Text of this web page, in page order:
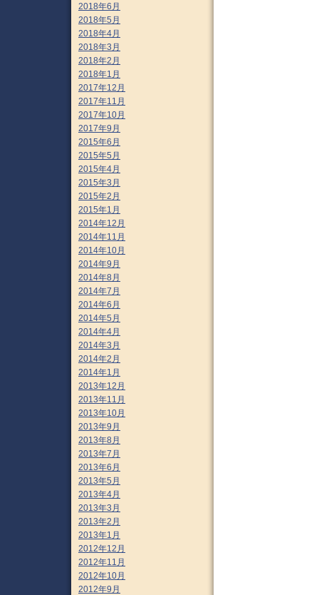
2018年6月
2018年5月
2018年4月
2018年3月
2018年2月
2018年1月
2017年12月
2017年11月
2017年10月
2017年9月
2015年6月
2015年5月
2015年4月
2015年3月
2015年2月
2015年1月
2014年12月
2014年11月
2014年10月
2014年9月
2014年8月
2014年7月
2014年6月
2014年5月
2014年4月
2014年3月
2014年2月
2014年1月
2013年12月
2013年11月
2013年10月
2013年9月
2013年8月
2013年7月
2013年6月
2013年5月
2013年4月
2013年3月
2013年2月
2013年1月
2012年12月
2012年11月
2012年10月
2012年9月